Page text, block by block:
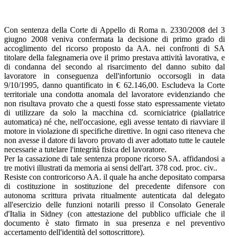
Con sentenza della Corte di Appello di Roma n. 2330/2008 del 3
giugno 2008 veniva confermata la decisione di primo grado di
accoglimento del ricorso proposto da AA. nei confronti di SA
titolare della falegnameria ove il primo prestava attività lavorativa, e
di condanna del secondo al risarcimento del danno subito dal
lavoratore in conseguenza dell'infortunio occorsogli in data
9/10/1995, danno quantificato in € 62.146,00. Escludeva la Corte
territoriale una condotta anomala del lavoratore evidenziando che
non risultava provato che a questi fosse stato espressamente vietato
di utilizzare da solo la macchina cd. scorniciatrice (piallatrice
automatica) né che, nell'occasione, egli avesse tentato di riavviare il
motore in violazione di specifiche direttive. In ogni caso riteneva che
non avesse il datore di lavoro provato di aver adottato tutte le cautele
necessarie a tutelare l'integrità fisica del lavoratore.
Per la cassazione di tale sentenza propone ricorso SA. affidandosi a
tre motivi illustrati da memoria ai sensi dell'art. 378 cod. proc. civ..
Resiste con controricorso AA. il quale ha anche depositato comparsa
di costituzione in sostituzione del precedente difensore con
autonoma scrittura privata ritualmente autenticata dal delegato
all'esercizio delle funzioni notarili presso il Consolato Generale
d'Italia in Sidney (con attestazione del pubblico ufficiale che il
documento è stato firmato in sua presenza e nel preventivo
accertamento dell'identità del sottoscrittore).